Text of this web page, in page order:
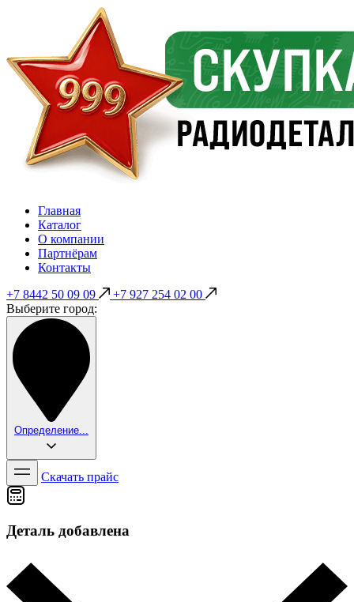
Главная
Каталог
О компании
Партнёрам
Контакты
+7 8442 50 09 09
+7 927 254 02 00
Выберите город:
Определение...
Скачать прайс
Деталь добавлена